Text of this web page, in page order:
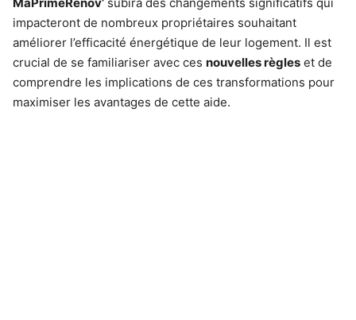
impacteront de nombreux propriétaires souhaitant
améliorer l’efficacité énergétique de leur logement. Il est
crucial de se familiariser avec ces nouvelles règles et de
comprendre les implications de ces transformations pour
maximiser les avantages de cette aide.